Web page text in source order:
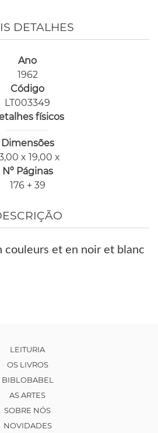
DETALHES
Ano
1962
Código
LT003349
físicos
Dimensões
x 19,00 x
Nº Páginas
176 + 39
couleurs et en noir et blanc
LEITURIA
OS LIVROS
BIBLOBABEL
AS ARTES
SOBRE NÓS
NOVIDADES